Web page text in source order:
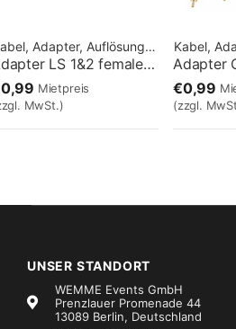
Kabel, Adapter, Auflösungen
Adapter LS 1&2 female / 1&2 male
Mietpreis
MwSt.)
€0,99
(zzgl.
UNSER STANDORT
WEMME Events GmbH
Prenzlauer Promenade 44
13089 Berlin, Deutschland